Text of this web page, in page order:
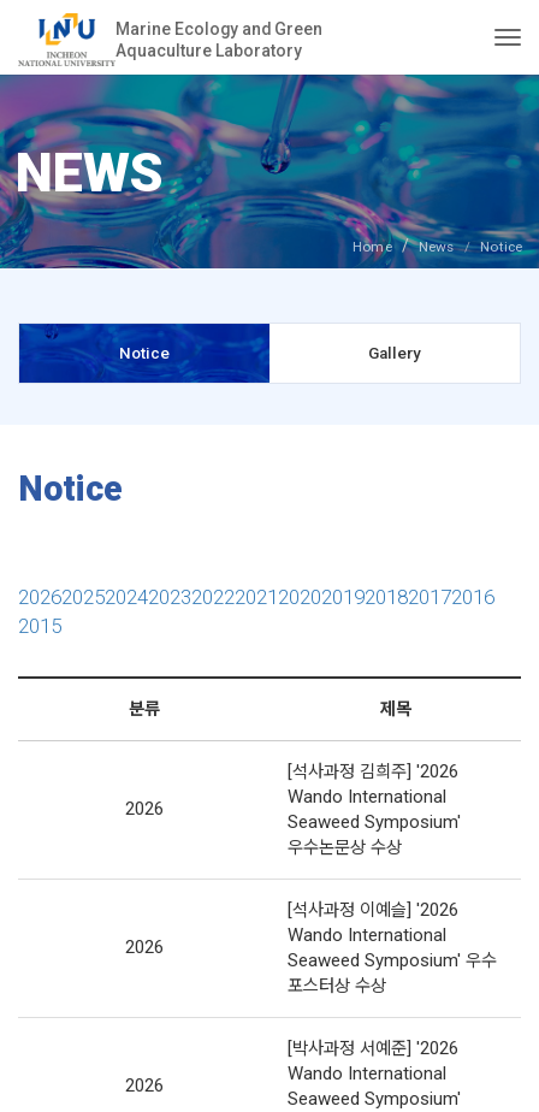
Marine Ecology and Green
Aquaculture Laboratory
NEWS
Home News Notice
Notice Gallery
Notice
202620252024202320222021 20202019201820172016
2015
분류 제목
2026
[석사과정 김희주] '2026
Wando International
Seaweed Symposium'
우수논문상 수상
2026
[석사과정 이예슬] '2026
Wando International
Seaweed Symposium' 우수
포스터상 수상
2026
[박사과정 서예준] '2026
Wando International
Seaweed Symposium'